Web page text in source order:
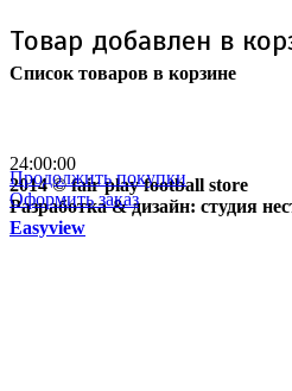
Товар добавлен в
Список товаров в корзине
Продолжить покупки
Оформить заказ
24:00:00
2014 © fair play football store
Разработка & дизайн: студия
Easyview